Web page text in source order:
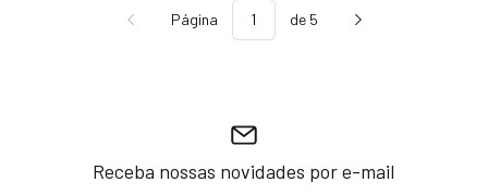
Página de 5
Receba nossas novidades por e-mail